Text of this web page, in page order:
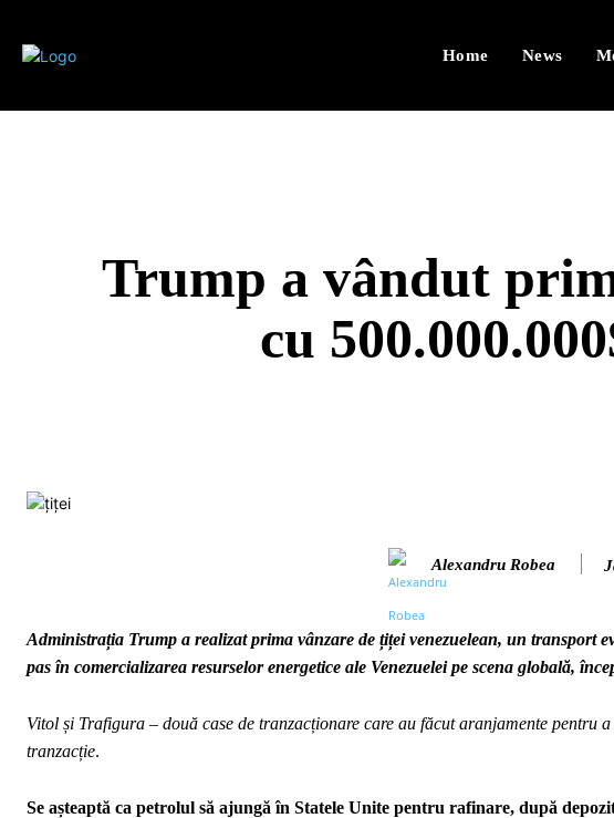
Home News
Trump a vândut
cu
Alexandru Robea
Administrația Trump a realizat prima vânzare de țiței venezuelean, un transport
pas în comercializarea resurselor energetice ale Venezuelei pe scena globală,
Vitol și Trafigura – două case de tranzacționare care au făcut aranjamente
tranzacție.
Se așteaptă ca petrolul să ajungă în Statele Unite pentru rafinare, după